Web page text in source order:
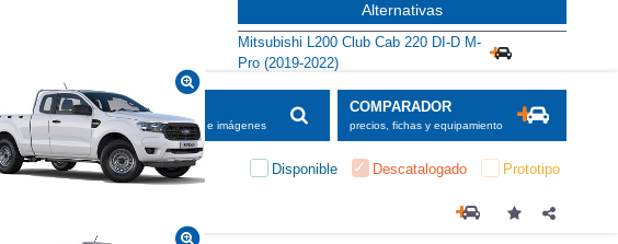
BUSCADOR
informaciones, fichas e imágenes
COMPARADOR
precios, fichas y equipamiento
Disponible Descatalogado Prototipo
Alternativas
Mitsubishi L200 Club Cab 220 DI-D M-
Pro (2019-2022)